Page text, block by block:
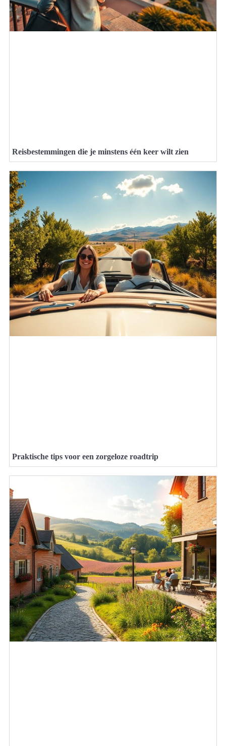
Reisbestemmingen die je minstens één keer wilt zien
Praktische tips voor een zorgeloze roadtrip